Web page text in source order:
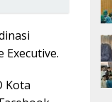
Kota